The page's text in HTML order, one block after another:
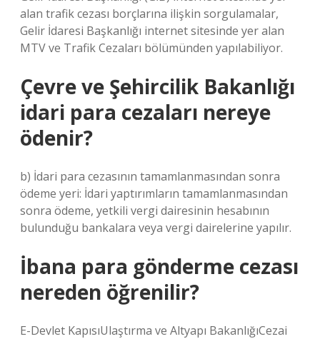
alan trafik cezası borçlarına ilişkin sorgulamalar,
Gelir İdaresi Başkanlığı internet sitesinde yer alan
MTV ve Trafik Cezaları bölümünden yapılabiliyor.
Çevre ve Şehircilik Bakanlığı
idari para cezaları nereye
ödenir?
b) İdari para cezasının tamamlanmasından sonra
ödeme yeri: İdari yaptırımların tamamlanmasından
sonra ödeme, yetkili vergi dairesinin hesabının
bulunduğu bankalara veya vergi dairelerine yapılır.
İbana para gönderme cezası
nereden öğrenilir?
E-Devlet KapısıUlaştırma ve Altyapı BakanlığıCezai